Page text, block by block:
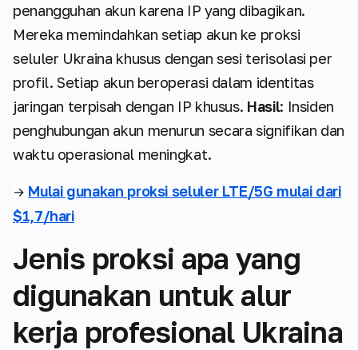
penangguhan akun karena IP yang dibagikan.
Mereka memindahkan setiap akun ke proksi
seluler Ukraina khusus dengan sesi terisolasi per
profil. Setiap akun beroperasi dalam identitas
jaringan terpisah dengan IP khusus. Hasil: Insiden
penghubungan akun menurun secara signifikan dan
waktu operasional meningkat.
→ Mulai gunakan proksi seluler LTE/5G mulai dari
$1,7/hari
Jenis proksi apa yang
digunakan untuk alur
kerja profesional Ukraina